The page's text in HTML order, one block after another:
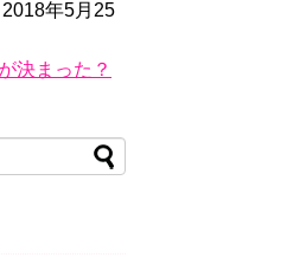
2018年5月25
決まった？